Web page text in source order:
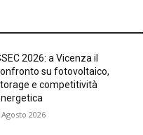
2026: a Vicenza il
su fotovoltaico,
e competitività
Agosto 2026